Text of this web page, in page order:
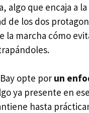
algo que encaja a
de los dos
la marcha cómo
opte por un
ya presente en
hasta